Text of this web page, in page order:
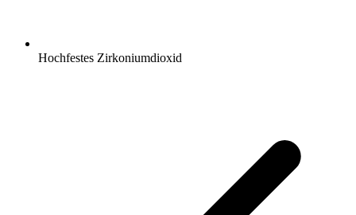
Hochfestes Zirkoniumdioxid